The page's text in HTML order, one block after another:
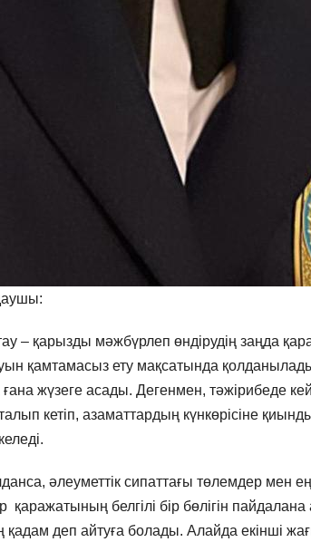
– қарызды мәжбүрлеп өндірудің заңда
қамтамасыз ету мақсатында
жүзеге асады. Дегенмен, тәжірибеде
кетіп, азаматтардың күнкөрісіне
әлеуметтік сипаттағы төлемдер мен
қаражатының белгілі бір бөлігін
қадам деп айтуға болады. Алайда екінші